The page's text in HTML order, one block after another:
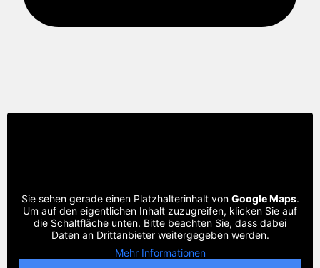
Sie sehen gerade einen Platzhalterinhalt von Google Maps.
Um auf den eigentlichen Inhalt zuzugreifen, klicken Sie auf
die Schaltfläche unten. Bitte beachten Sie, dass dabei
Daten an Drittanbieter weitergegeben werden.
Mehr Informationen